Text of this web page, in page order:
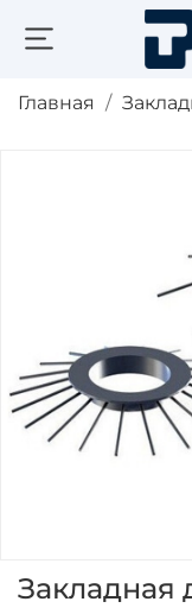
Главная
Закладная